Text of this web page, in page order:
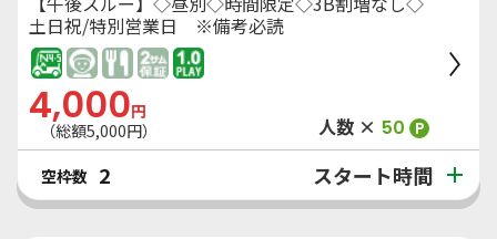
土日祝/特別営業日 ※備考必読
4,000円
（総額5,000円） 人数 × 50 P
空枠数 2 スタート時間